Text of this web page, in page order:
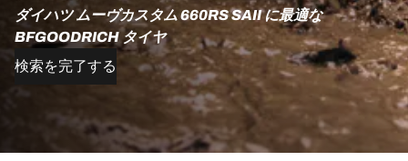
ダイハツ ムーヴカスタム 660RS SAII に最適な
BFGOODRICH タイヤ
検索を完了する